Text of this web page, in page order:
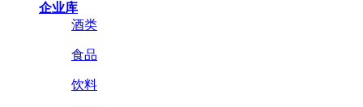
企业库
酒类
食品
饮料